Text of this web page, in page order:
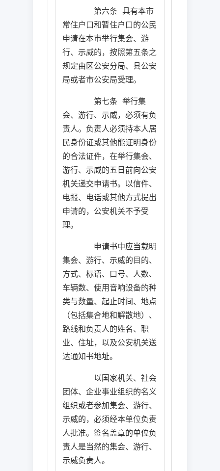
第六条 具有本市
常住户口和暂住户口的公民
申请在本市举行集会、游
行、示威的，按照第五条之
规定由区公安分局、县公安
局或者市公安局受理。
第七条 举行集
会、游行、示威，必须有负
责人。负责人必须持本人居
民身份证或其他能证明身份
的合法证件，在举行集会、
游行、示威的五日前向公安
机关递交申请书。以信件、
电报、电话或其他方式提出
申请的，公安机关不予受
理。
申请书中应当载明
集会、游行、示威的目的、
方式、标语、口号、人数、
车辆数、使用音响设备的种
类与数量、起止时间、地点
（包括集合地和解散地）、
路线和负责人的姓名、职
业、住址，以及公安机关送
达通知书地址。
以国家机关、社会
团体、企业事业组织的名义
组织或者参加集会、游行、
示威的，必须经本单位负责
人批准。签名盖章的单位负
责人是当然的集会、游行、
示威负责人。